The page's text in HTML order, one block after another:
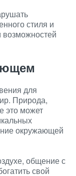
стиля и
для
Природа,
это может
окружающей
общение с
свой